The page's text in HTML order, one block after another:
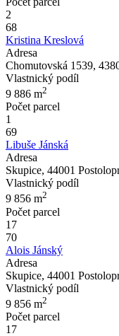
2
68
Kristina Kreslová
Adresa
Chomutovská 1539,
Vlastnický podíl
9 886 m2
Počet parcel
1
69
Libuše Jánská
Adresa
Skupice, 44001
Vlastnický podíl
9 856 m2
Počet parcel
17
70
Alois Jánský
Adresa
Skupice, 44001
Vlastnický podíl
9 856 m2
Počet parcel
17